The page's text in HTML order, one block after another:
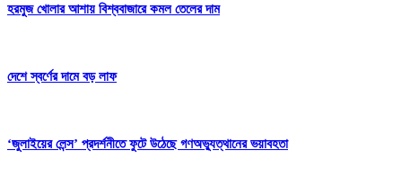
হরমুজ খোলার আশায় বিশ্ববাজারে কমল তেলের দাম
দেশে স্বর্ণের দামে বড় লাফ
‘জুলাইয়ের লেন্স’ প্রদর্শনীতে ফুটে উঠেছে গণঅভ্যুত্থানের ভয়াবহতা